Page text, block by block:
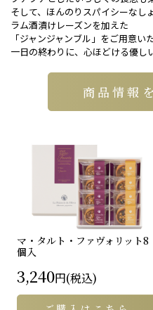
そして、ほんのりスパイシーなし
ラム酒漬けレーズンを加えた
「ジャンジャンブル」をご用意い
一日の終わりに、心ほどける優し
商品情報
マ・タルト・ファヴォリット8
個入
3,240円(税込)